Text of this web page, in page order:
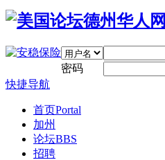
密码
快捷导航
首页Portal
加州
论坛BBS
招聘